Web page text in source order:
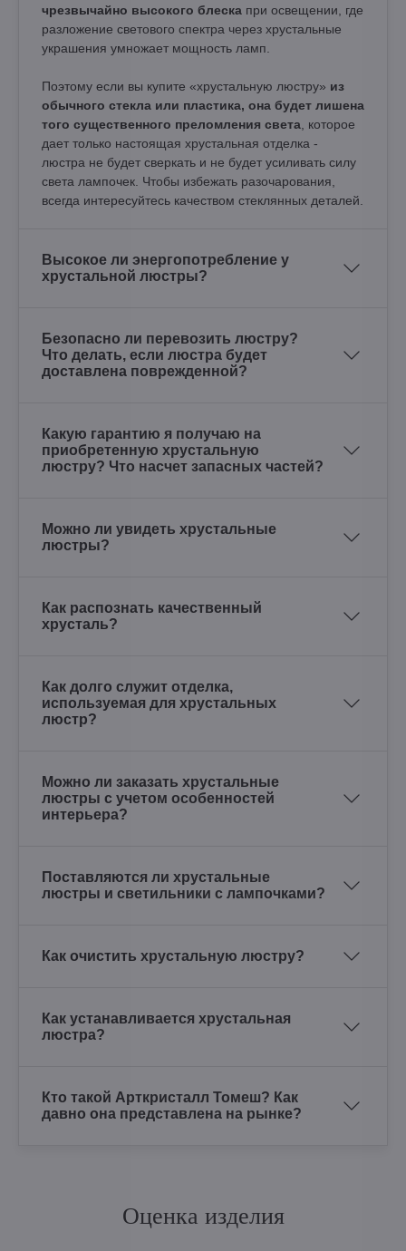
чрезвычайно высокого блеска при освещении, где
разложение светового спектра через хрустальные
украшения умножает мощность ламп.
Поэтому если вы купите «хрустальную люстру» из
обычного стекла или пластика, она будет лишена
того существенного преломления света, которое
дает только настоящая хрустальная отделка -
люстра не будет сверкать и не будет усиливать силу
света лампочек. Чтобы избежать разочарования,
всегда интересуйтесь качеством стеклянных деталей.
Высокое ли энергопотребление у
хрустальной люстры?
Безопасно ли перевозить люстру?
Что делать, если люстра будет
доставлена поврежденной?
Какую гарантию я получаю на
приобретенную хрустальную
люстру? Что насчет запасных частей?
Можно ли увидеть хрустальные
люстры?
Как распознать качественный
хрусталь?
Как долго служит отделка,
используемая для хрустальных
люстр?
Можно ли заказать хрустальные
люстры с учетом особенностей
интерьера?
Поставляются ли хрустальные
люстры и светильники с лампочками?
Как очистить хрустальную люстру?
Как устанавливается хрустальная
люстра?
Кто такой Арткристалл Томеш? Как
давно она представлена на рынке?
Оценка изделия